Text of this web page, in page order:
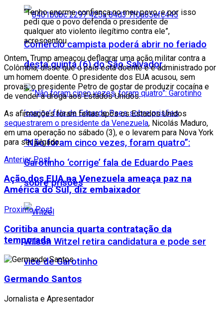
Comércio campista poderá abrir no feriado
desta quinta (6) do São Salvador
“Não foram cinco vezes, foram quatro”:
Garotinho ‘corrige’ fala de Eduardo Paes
sobre prisões
Wilson Witzel retira candidatura e pode ser
vice de Garotinho
“Tenho enorme confiança no meu povo, e por isso
pedi que o povo defenda o presidente de
qualquer ato violento ilegítimo contra ele”,
acrescentou.
Ontem, Trump ameaçou deflagrar uma ação militar contra a
Colômbia, disse que o país está doente e é administrado por
um homem doente. O presidente dos EUA acusou, sem
provas, o presidente Petro de gostar de produzir cocaína e
de vender a droga aos Estados Unidos.
As afirmações foram feitas após os Estados Unidos
sequestrarem o presidente da Venezuela, Nicolás Maduro,
em uma operação no sábado (3), e o levarem para Nova York
para ser julgado.
Anterior Post
Ação dos EUA na Venezuela ameaça paz na
América do Sul, diz embaixador
Proximo Post
Coritiba anuncia quarta contratação da
temporada
Germando Santos
Jornalista e Apresentador